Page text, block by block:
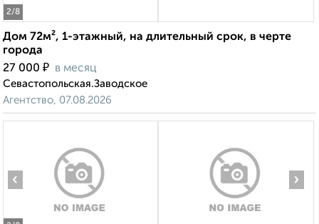
2/8
Дом 72м², 1-этажный, на длительный срок, в черте
города
27 000 ₽ в месяц
Севастопольская.Заводское
Агентство, 07.08.2026
‹ ›